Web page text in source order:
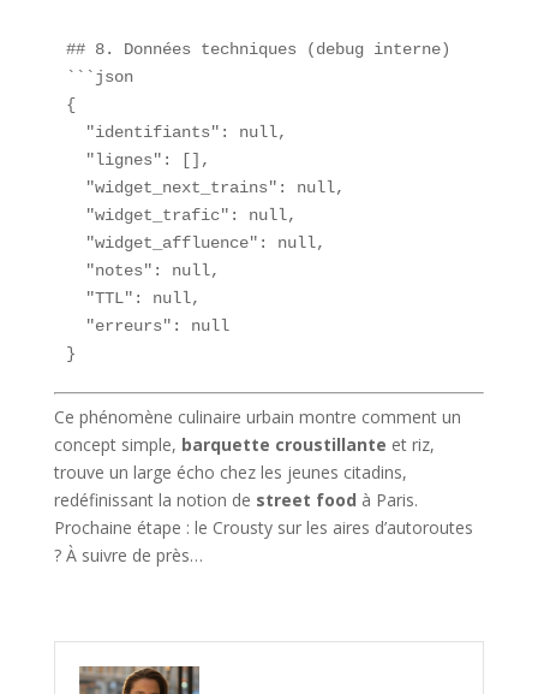
## 8. Données techniques (debug interne)
```json
{
  "identifiants": null,
  "lignes": [],
  "widget_next_trains": null,
  "widget_trafic": null,
  "widget_affluence": null,
  "notes": null,
  "TTL": null,
  "erreurs": null
}
Ce phénomène culinaire urbain montre comment un
concept simple, barquette croustillante et riz,
trouve un large écho chez les jeunes citadins,
redéfinissant la notion de street food à Paris.
Prochaine étape : le Crousty sur les aires d’autoroutes
? À suivre de près…